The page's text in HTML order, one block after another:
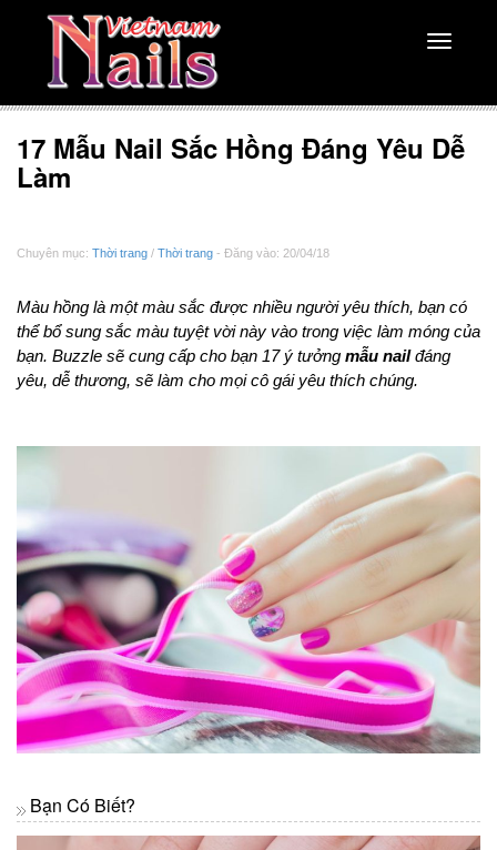
Toggle
17 Mẫu Nail Sắc Hồng Đáng Yêu Dễ
Làm
Chuyên mục: Thời trang / Thời trang - Đăng vào: 20/04/18
Màu hồng là một màu sắc được nhiều người yêu thích, bạn có
thể bổ sung sắc màu tuyệt vời này vào trong việc làm móng của
bạn. Buzzle sẽ cung cấp cho bạn 17 ý tưởng mẫu nailđáng
yêu, dễ thương, sẽ làm cho mọi cô gái yêu thích chúng.
Bạn Có Biết?